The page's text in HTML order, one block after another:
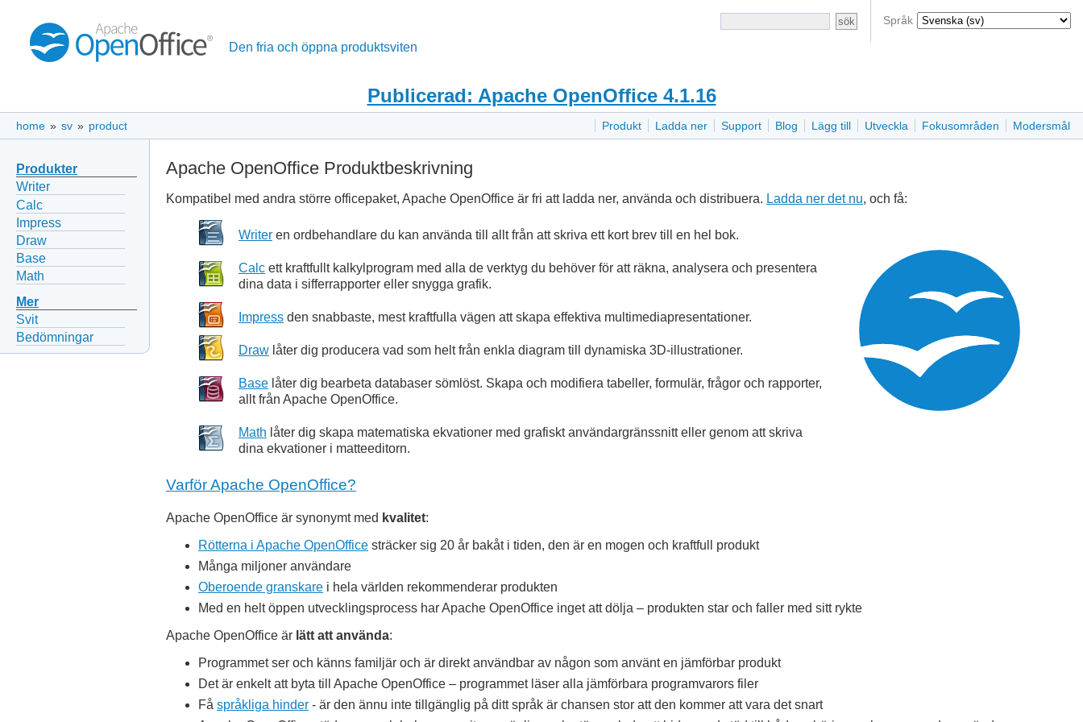
Språk
Den fria och öppna produktsviten
Publicerad: Apache OpenOffice 4.1.16
Produkt Ladda ner Support Blog Lägg till Utveckla Fokusområden Modersmål
home » sv » product
Produkter
Writer
Calc
Impress
Draw
Base
Math
Mer
Svit
Bedömningar
Apache OpenOffice Produktbeskrivning
Kompatibel med andra större officepaket, Apache OpenOffice är fri att ladda ner, använda och distribuera. Ladda ner det nu, och få:
Writer en ordbehandlare du kan använda till allt från att skriva ett kort brev till en hel bok.
Calc ett kraftfullt kalkylprogram med alla de verktyg du behöver för att räkna, analysera och presentera
dina data i sifferrapporter eller snygga grafik.
Impress den snabbaste, mest kraftfulla vägen att skapa effektiva multimediapresentationer.
Draw låter dig producera vad som helt från enkla diagram till dynamiska 3D-illustrationer.
Base låter dig bearbeta databaser sömlöst. Skapa och modifiera tabeller, formulär, frågor och rapporter,
allt från Apache OpenOffice.
Math låter dig skapa matematiska ekvationer med grafiskt användargränssnitt eller genom att skriva
dina ekvationer i matteeditorn.
Varför Apache OpenOffice?
Apache OpenOffice är synonymt med kvalitet:
Rötterna i Apache OpenOffice sträcker sig 20 år bakåt i tiden, den är en mogen och kraftfull produkt
Många miljoner användare
Oberoende granskare i hela världen rekommenderar produkten
Med en helt öppen utvecklingsprocess har Apache OpenOffice inget att dölja – produkten star och faller med sitt rykte
Apache OpenOffice är lätt att använda:
Programmet ser och känns familjär och är direkt användbar av någon som använt en jämförbar produkt
Det är enkelt att byta till Apache OpenOffice – programmet läser alla jämförbara programvarors filer
Få språkliga hinder - är den ännu inte tillgänglig på ditt språk är chansen stor att den kommer att vara det snart